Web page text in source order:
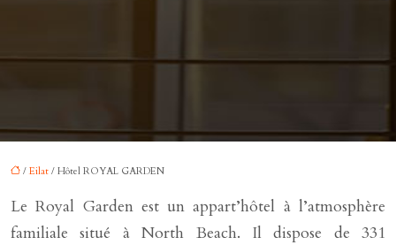
/Eilat / Hôtel ROYAL GARDEN
Le Royal Garden est un appart’hôtel à l’atmosphère
familiale situé à North Beach. Il dispose de 331